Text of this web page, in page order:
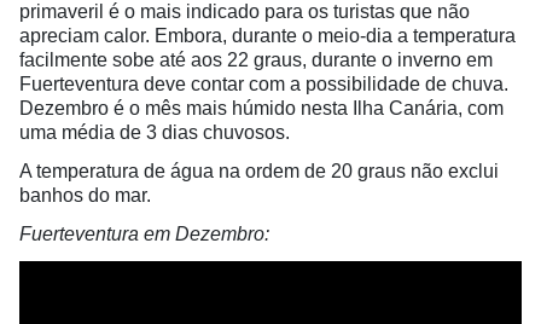
primaveril é o mais indicado para os turistas que não
apreciam calor. Embora, durante o meio-dia a temperatura
facilmente sobe até aos 22 graus, durante o inverno em
Fuerteventura deve contar com a possibilidade de chuva.
Dezembro é o mês mais húmido nesta Ilha Canária, com
uma média de 3 dias chuvosos.
A temperatura de água na ordem de 20 graus não exclui
banhos do mar.
Fuerteventura em Dezembro: